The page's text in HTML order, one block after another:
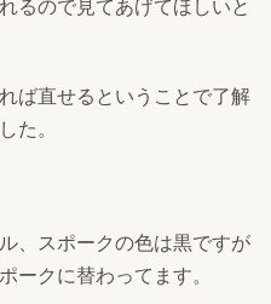
るので見てあげてほしいと
ば直せるということで了解
た。
、スポークの色は黒ですが
ークに替わってます。